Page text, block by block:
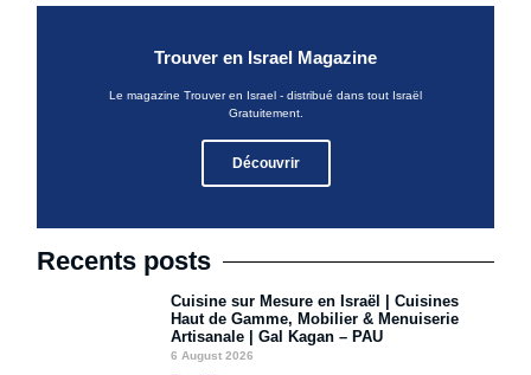
Trouver en Israel Magazine
Le magazine Trouver en Israel - distribué dans tout Israël
Gratuitement.
Découvrir
Recents posts
Cuisine sur Mesure en Israël | Cuisines
Haut de Gamme, Mobilier & Menuiserie
Artisanale | Gal Kagan – PAU
6 August 2026